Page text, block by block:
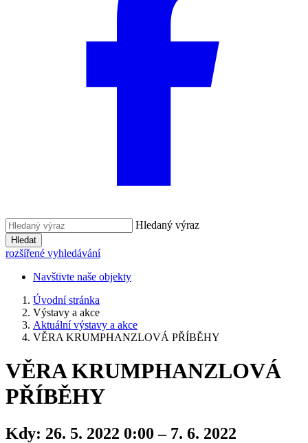
Hledaný výraz
Hledat
rozšířené vyhledávání
Navštivte naše objekty
Úvodní stránka
Výstavy a akce
Aktuální výstavy a akce
VĚRA KRUMPHANZLOVÁ PŘÍBĚHY
VĚRA KRUMPHANZLOVÁ
PŘÍBĚHY
Kdy: 26. 5. 2022 0:00 – 7. 6. 2022